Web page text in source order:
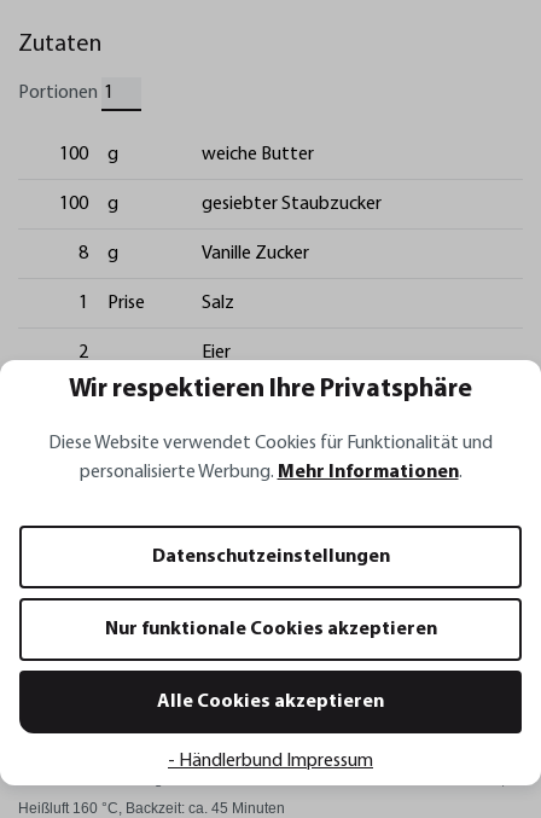
Zutaten
Portionen
100 g weiche Butter
100 g gesiebter Staubzucker
8 g Vanille Zucker
1 Prise Salz
2 Eier
1 TL Zitronen Abrieb
140 g gesiebtes Mehl
Milch
Zubereitung
Butter mit Staubzucker, Vanillin Zucker, Salz und Zitronenabrieb mit schaumig
rühren, danach die Eier einrühren. Mehl mit Backpulver vermischen
und darübersieben. Anschließend mit der Milch unterheben. Das Ganze in
eine eingefettete, bemehlte Lammform füllen. Die Form auf dem Blech in die
Heißluft 160 °C, Backzeit: ca. 45 Minuten
Wir respektieren Ihre Privatsphäre
Diese Website verwendet Cookies für Funktionalität und
personalisierte Werbung. Mehr Informationen.
Datenschutzeinstellungen
Nur funktionale Cookies akzeptieren
Alle Cookies akzeptieren
- Händlerbund Impressum